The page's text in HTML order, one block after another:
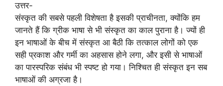
उत्तर-
संस्कृत की सबसे पहली विशेषता है इसकी प्राचीनता, क्योंकि हम
जानते हैं कि ग्रीक भाषा से भी संस्कृत का काल पुराना है। ज्यों ही
इन भाषाओं के बीच में संस्कृत आ बैठी कि तत्काल लोगों को एक
सही प्रकाश और गर्मी का अहसास होने लगा, और इसी से भाषाओं
का पारस्परिक संबंध भी स्पष्ट हो गया। निश्चित ही संस्कृत इन सब
भाषाओं की अग्रजा है।